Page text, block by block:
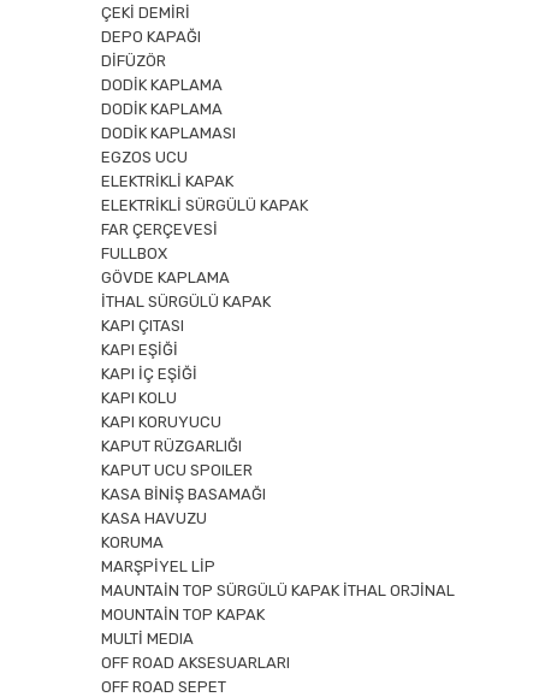
ÇEKİ DEMİRİ
DEPO KAPAĞI
DİFÜZÖR
DODİK KAPLAMA
DODİK KAPLAMA
DODİK KAPLAMASI
EGZOS UCU
ELEKTRİKLİ KAPAK
ELEKTRİKLİ SÜRGÜLÜ KAPAK
FAR ÇERÇEVESİ
FULLBOX
GÖVDE KAPLAMA
İTHAL SÜRGÜLÜ KAPAK
KAPI ÇITASI
KAPI EŞİĞİ
KAPI İÇ EŞİĞİ
KAPI KOLU
KAPI KORUYUCU
KAPUT RÜZGARLIĞI
KAPUT UCU SPOILER
KASA BİNİŞ BASAMAĞI
KASA HAVUZU
KORUMA
MARŞPİYEL LİP
MAUNTAİN TOP SÜRGÜLÜ KAPAK İTHAL ORJİNAL
MOUNTAİN TOP KAPAK
MULTİ MEDIA
OFF ROAD AKSESUARLARI
OFF ROAD SEPET